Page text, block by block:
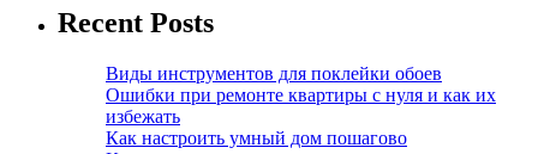
Recent Posts
Виды инструментов для поклейки обоев
Ошибки при ремонте квартиры с нуля и как их
избежать
Как настроить умный дом пошагово